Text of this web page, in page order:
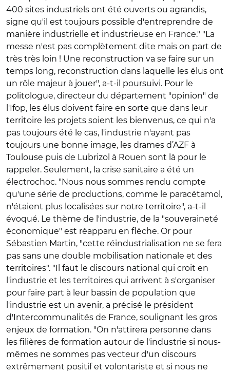
400 sites industriels ont été ouverts ou agrandis,
signe qu'il est toujours possible d'entreprendre de
manière industrielle et industrieuse en France." "La
messe n'est pas complètement dite mais on part de
très très loin ! Une reconstruction va se faire sur un
temps long, reconstruction dans laquelle les élus ont
un rôle majeur à jouer", a-t-il poursuivi. Pour le
politologue, directeur du département "opinion" de
l'Ifop, les élus doivent faire en sorte que dans leur
territoire les projets soient les bienvenus, ce qui n'a
pas toujours été le cas, l'industrie n'ayant pas
toujours une bonne image, les drames d’AZF à
Toulouse puis de Lubrizol à Rouen sont là pour le
rappeler. Seulement, la crise sanitaire a été un
électrochoc. "Nous nous sommes rendu compte
qu'une série de productions, comme le paracétamol,
n'étaient plus localisées sur notre territoire", a-t-il
évoqué. Le thème de l'industrie, de la "souveraineté
économique" est réapparu en flèche. Or pour
Sébastien Martin, "cette réindustrialisation ne se fera
pas sans une double mobilisation nationale et des
territoires". "Il faut le discours national qui croit en
l'industrie et les territoires qui arrivent à s'organiser
pour faire part à leur bassin de population que
l'industrie est un avenir, a précisé le président
d'Intercommunalités de France, soulignant les gros
enjeux de formation. "On n'attirera personne dans
les filières de formation autour de l'industrie si nous-
mêmes ne sommes pas vecteur d'un discours
extrêmement positif et volontariste et si nous ne